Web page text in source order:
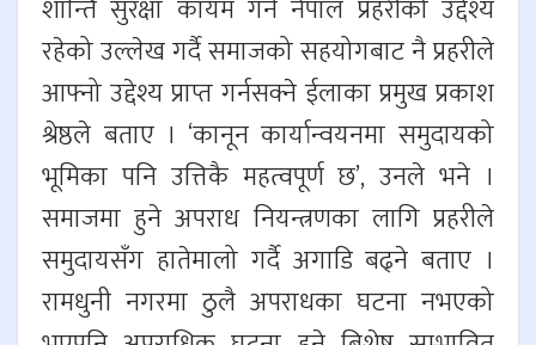
शान्ति सुरक्षा कायम गर्ने नेपाल प्रहरीको उद्देश्य
रहेको उल्लेख गर्दै समाजको सहयोगबाट नै प्रहरीले
आफ्नो उद्देश्य प्राप्त गर्नसक्ने ईलाका प्रमुख प्रकाश
श्रेष्ठले बताए । ‘कानून कार्यान्वयनमा समुदायको
भूमिका पनि उत्तिकै महत्वपूर्ण छ’, उनले भने ।
समाजमा हुने अपराध नियन्त्रणका लागि प्रहरीले
समुदायसँग हातेमालो गर्दै अगाडि बढ्ने बताए ।
रामधुनी नगरमा ठुलै अपराधका घटना नभएको